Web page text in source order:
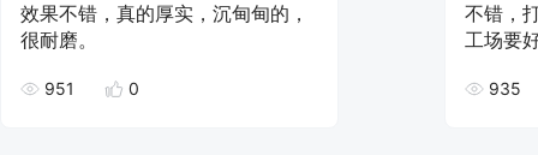
效果不错，真的厚实，沉甸甸的，
很耐磨。
951 0
不错，
工场要
935